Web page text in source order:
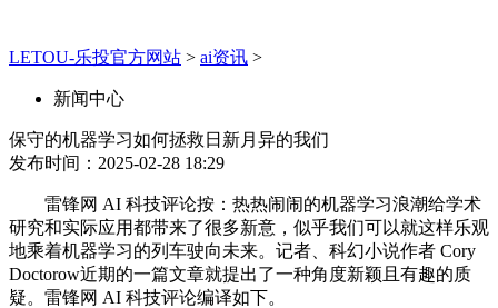
LETOU-乐投官方网站 > ai资讯 >
新闻中心
保守的机器学习如何拯救日新月异的我们
发布时间：2025-02-28 18:29
雷锋网 AI 科技评论按：热热闹闹的机器学习浪潮给学术
研究和实际应用都带来了很多新意，似乎我们可以就这样乐观
地乘着机器学习的列车驶向未来。记者、科幻小说作者 Cory
Doctorow近期的一篇文章就提出了一种角度新颖且有趣的质
疑。雷锋网 AI 科技评论编译如下。